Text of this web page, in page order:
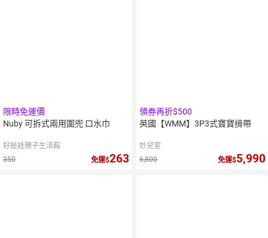
限時免運價
Nuby 可拆式兩用圍兜 口水巾
好娃娃親子生活館
350
免運 263
領券再折$500
英國【WMM】3P3式寶寶揹帶
妙兒室
6,800
免運 5,990